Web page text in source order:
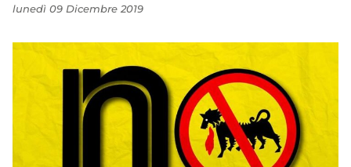
lunedì 09 Dicembre 2019